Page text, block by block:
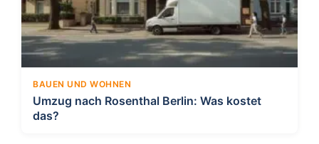
BAUEN UND WOHNEN
Umzug nach Rosenthal Berlin: Was kostet
das?